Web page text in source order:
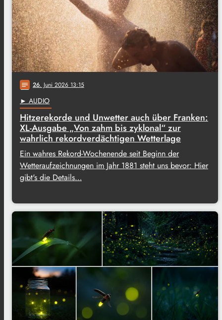
notes 26. Juni 2026 13:15
► AUDIO
Hitzerekorde und Unwetter auch über Franken:
XL-Ausgabe „Von zahm bis zyklonal“ zur
wahrlich rekordverdächtigen Wetterlage
Ein wahres Rekord-Wochenende seit Beginn der
Wetteraufzeichnungen im Jahr 1881 steht uns bevor: Hier
gibt's die Details…